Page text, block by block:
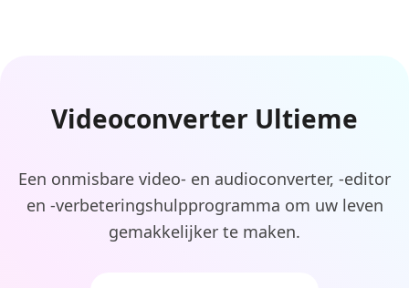
Videoconverter Ultieme
Een onmisbare video- en audioconverter, -editor
en -verbeteringshulpprogramma om uw leven
gemakkelijker te maken.